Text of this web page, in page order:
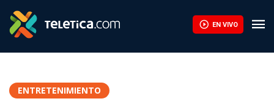
EN VIVO
ENTRETENIMIENTO